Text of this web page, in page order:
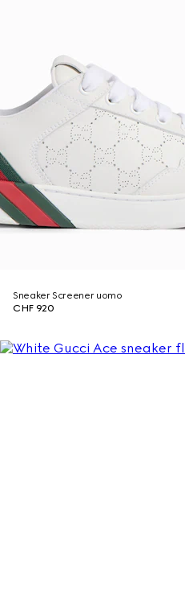
Sneaker Screener uomo
CHF 920